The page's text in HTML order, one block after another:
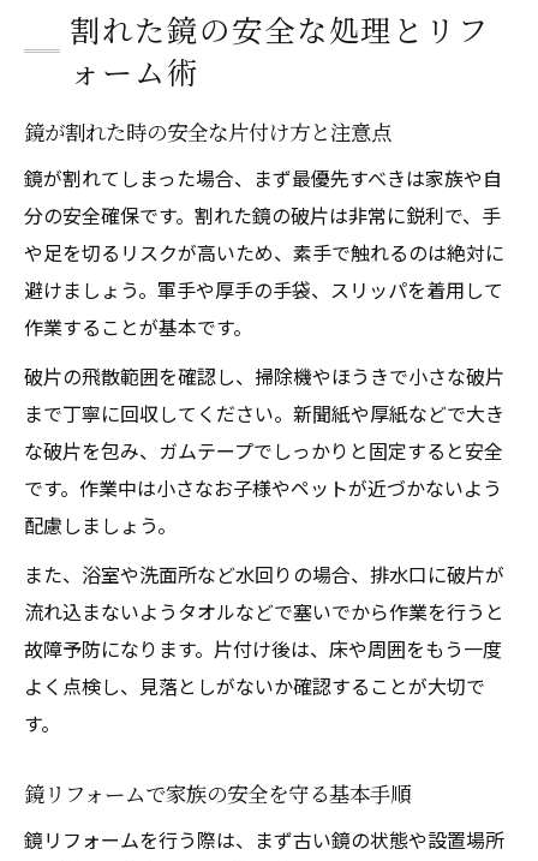
浴室鏡交換で費用を抑えるコツを伝授
浴室鏡リフォームの費用相場と節約術
ホームセンター鏡で費用を抑える選び方
浴室鏡交換でプロとDIYの費用差ポイント
鏡リフォームで隠れコストを減らすコツ
自分で鏡を交換したい方への実践ガイド
お風呂の鏡交換に必要な道具と手順を解説
ホームセンター切り売り鏡の活用方法
鏡交換DIYでよくある失敗と対策ポイント
鏡リフォームを自分で行う際の注意事項
ホームセンターの鏡リフォーム商品選びの
コツ
鏡切り売りサービスの活用と注意点
リット
ホームセンター利用で費用を抑える方法
割れた鏡の安全な処理とリフ
ォーム術
鏡が割れた時の安全な片付け方と注意点
鏡が割れてしまった場合、まず最優先すべきは家族や自
分の安全確保です。割れた鏡の破片は非常に鋭利で、手
や足を切るリスクが高いため、素手で触れるのは絶対に
避けましょう。軍手や厚手の手袋、スリッパを着用して
作業することが基本です。
破片の飛散範囲を確認し、掃除機やほうきで小さな破片
まで丁寧に回収してください。新聞紙や厚紙などで大き
な破片を包み、ガムテープでしっかりと固定すると安全
です。作業中は小さなお子様やペットが近づかないよう
配慮しましょう。
また、浴室や洗面所など水回りの場合、排水口に破片が
流れ込まないようタオルなどで塞いでから作業を行うと
故障予防になります。片付け後は、床や周囲をもう一度
よく点検し、見落としがないか確認することが大切で
す。
鏡リフォームで家族の安全を守る基本手順
鏡リフォームを行う際は、まず古い鏡の状態や設置場所